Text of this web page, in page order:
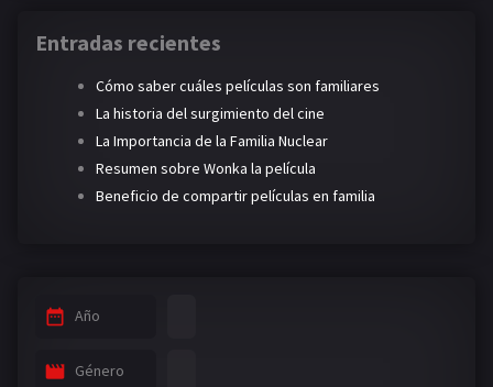
Entradas recientes
Cómo saber cuáles películas son familiares
La historia del surgimiento del cine
La Importancia de la Familia Nuclear
Resumen sobre Wonka la película
Beneficio de compartir películas en familia
Año
Género